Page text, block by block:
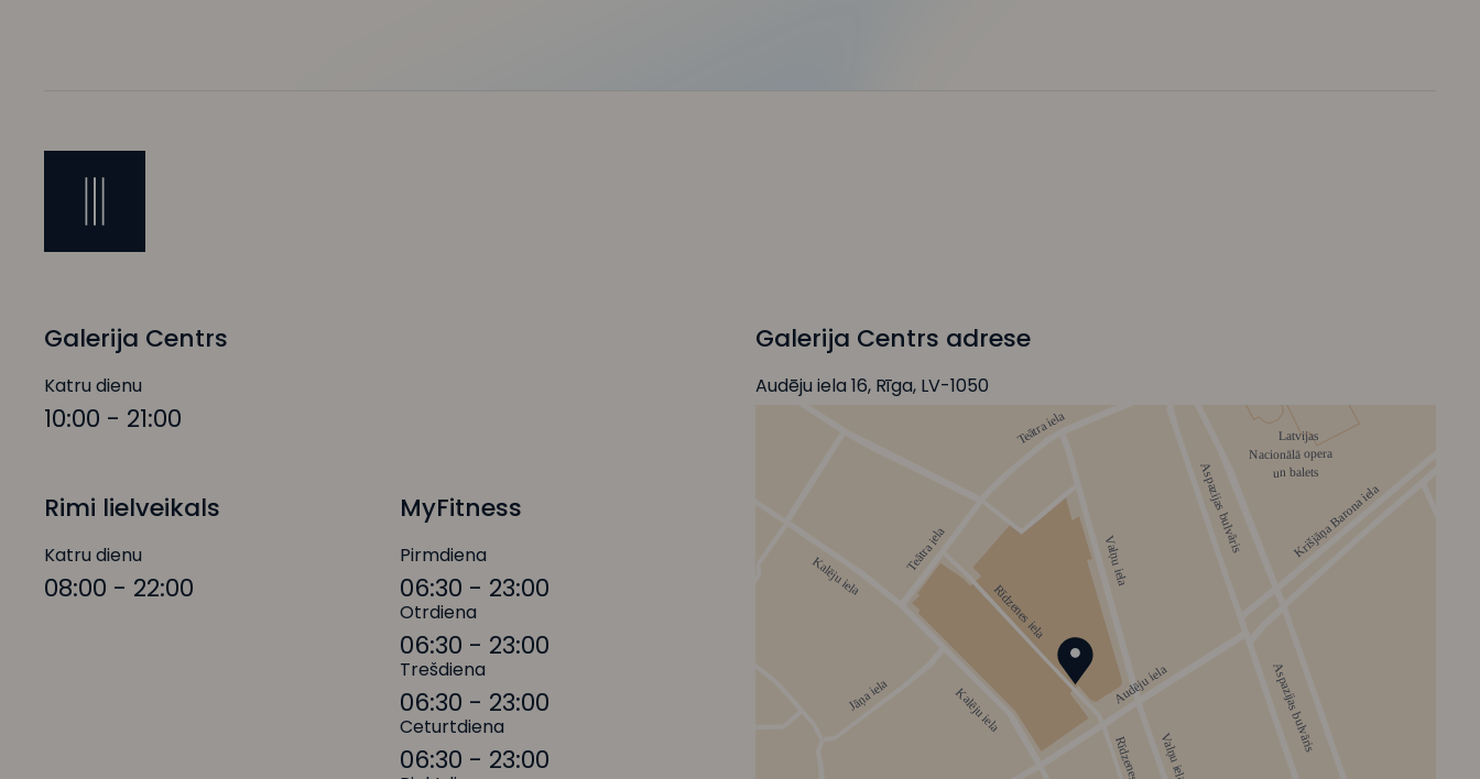
Galerija Centrs
Katru dienu
10:00 - 21:00
Rimi lielveikals
Katru dienu
08:00 - 22:00
MyFitness
Pirmdiena
06:30 - 23:00
Otrdiena
06:30 - 23:00
Trešdiena
06:30 - 23:00
Ceturtdiena
06:30 - 23:00
Galerija Centrs adrese
Audēju iela 16, Rīga, LV-1050